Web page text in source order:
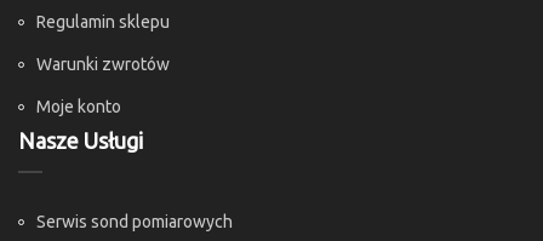
Regulamin sklepu
Warunki zwrotów
Moje konto
Nasze Usługi
Serwis sond pomiarowych